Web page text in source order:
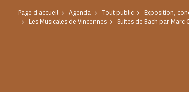
Page d'accueil Agenda Tout public
Exposition,
Les Musicales de Vincennes
Suites de Bach par Marc